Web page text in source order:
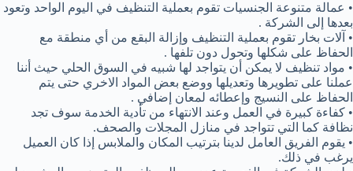
• عمالة متنوعة الجنسيات تقوم بعملية التنظيف في اليوم الواحد وتعود
بعدها إلى الشركة .
• آلات بخار تقوم بعملية التنظيف وإزالة البقع من أي منطقة مع
الحفاظ على شكلها وتحول دون تلفها .
• مواد تنظيف لا يمكن أن يتواجد لها شبيه في السوق الحلي حيث أننا
عملنا على تطويرها وتعديلها ووضع بعض المواد الاخري حتى يتم
الحفاظ على النسيج وإعطائه لمعان إضافي .
• كفاءة كبيرة في العمل وعند الانتهاء من تأدية الخدمة سوف تجد
نظافة كما التي تتواجد في منازل المجلات والصحف.
• يقوم الفريق العامل لدينا بترتيب المكان والملابس إذا كان العميل
يرغب في ذلك.